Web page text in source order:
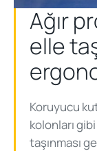
Ağır
elle
Koruyucu
kolonları
taşınması